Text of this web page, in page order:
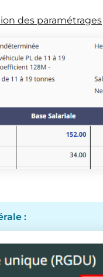
des paramétrages
: